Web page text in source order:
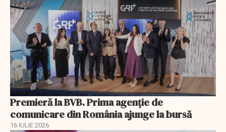
Premieră la BVB. Prima agenție de
comunicare din România ajunge la bursă
16 IULIE 2026